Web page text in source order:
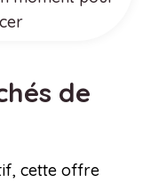
de
cette offre